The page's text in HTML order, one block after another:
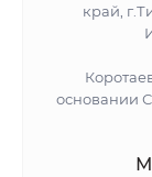
край,
основании